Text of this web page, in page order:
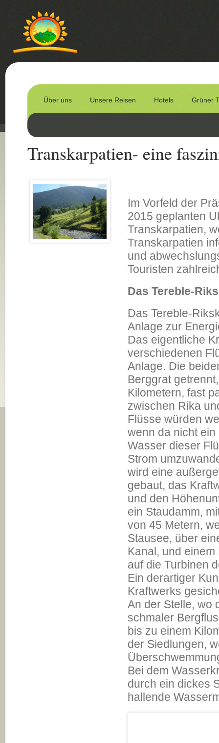
Über uns Unsere Reisen Hotels Grüner
Transkarpatien- eine
Im Vorfeld der
2015 geplanten
Transkarpatien,
Transkarpatien
und
Touristen
Das Tereble-
Das Tereble-
Anlage zur
Das eigentliche
verschiedenen
Anlage. Die
Berggrat
Kilometern, fast
zwischen Rika
Flüsse würden
wenn da nicht
Wasser dieser
Strom
wird eine
gebaut, das
und den
ein Staudamm,
von 45 Metern,
Stausee, über
Kanal, und
auf die Turbinen
Ein derartiger
Kraftwerks
An der Stelle, wo
schmaler
bis zu einem
der Siedlungen,
Bei dem
durch ein dickes
hallende